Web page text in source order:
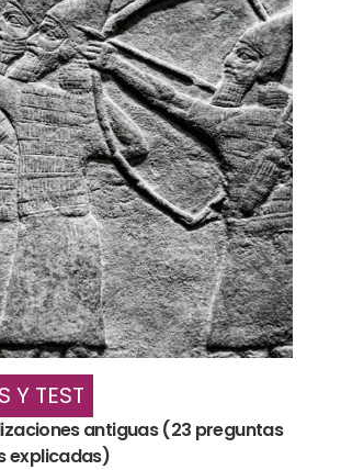
Y TEST
antiguas (23 preguntas
explicadas)